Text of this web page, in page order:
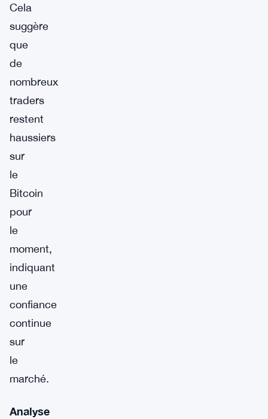
Cela
suggère
que
de
nombreux
traders
restent
haussiers
sur
le
Bitcoin
pour
le
moment,
indiquant
une
confiance
continue
sur
le
marché.
Analyse